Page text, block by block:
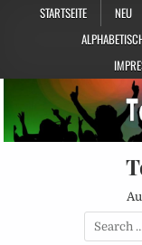
STARTSEITE NEU
Search
for: